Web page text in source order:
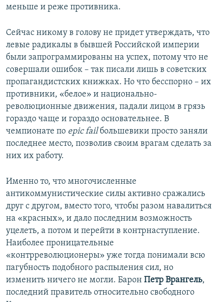
меньше и реже противника.
Сейчас никому в голову не придет утверждать, что
левые радикалы в бывшей Российской империи
были запрограммированы на успех, потому что не
совершали ошибок – так писали лишь в советских
пропагандистских книжках. Но что бесспорно – их
противники, «белое» и национально-
революционные движения, падали лицом в грязь
гораздо чаще и гораздо основательнее. В
чемпионате по epic failбольшевики просто заняли
последнее место, позволив своим врагам сделать за
них их работу.
Именно то, что многочисленные
антикоммунистические силы активно сражались
друг с другом, вместо того, чтобы разом навалиться
на «красных», и дало последним возможность
уцелеть, а потом и перейти в контрнаступление.
Наиболее проницательные
«контрреволюционеры» уже тогда понимали всю
пагубность подобного распыления сил, но
изменить ничего не могли. Барон Петр Врангель,
последний правитель относительно свободного